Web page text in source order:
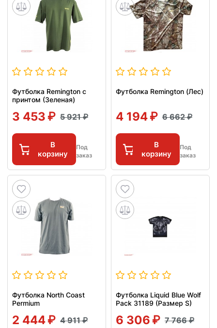
Футболка Remington с
принтом (Зеленая)
3 453 5 921
В
корзину
Под
заказ
Футболка Remington (Лес)
4 194 6 662
В
корзину
Под
заказ
Футболка North Coast
Permium
2 444 4 911
Футболка Liquid Blue Wolf
Pack 31189 (Размер S)
6 306 7 766